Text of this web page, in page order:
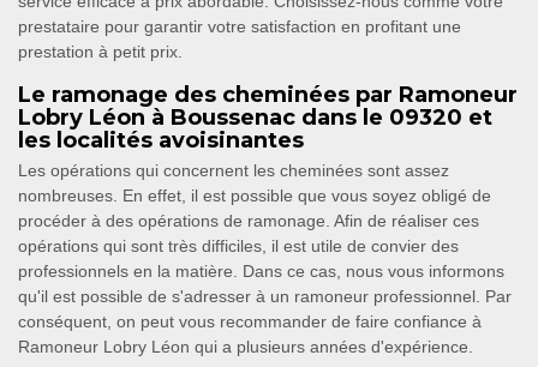
prestataire pour garantir votre satisfaction en profitant une
prestation à petit prix.
Le ramonage des cheminées par Ramoneur
Lobry Léon à Boussenac dans le 09320 et
les localités avoisinantes
Les opérations qui concernent les cheminées sont assez
nombreuses. En effet, il est possible que vous soyez obligé de
procéder à des opérations de ramonage. Afin de réaliser ces
opérations qui sont très difficiles, il est utile de convier des
professionnels en la matière. Dans ce cas, nous vous informons
qu'il est possible de s'adresser à un ramoneur professionnel. Par
conséquent, on peut vous recommander de faire confiance à
Ramoneur Lobry Léon qui a plusieurs années d'expérience.